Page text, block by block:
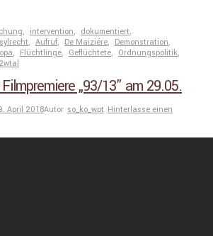
, intervention, dokumentiert,
, Aufruf, De Maiziére, Demonstration,
, Flüchtlinge, Geflüchtete, Ordnungspolitik,
„93/13” am 29.05.
April 2018Autor so_ko_wpt Hinterlasse einen